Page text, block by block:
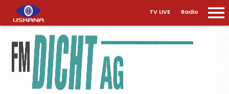
TV LIVE Radio